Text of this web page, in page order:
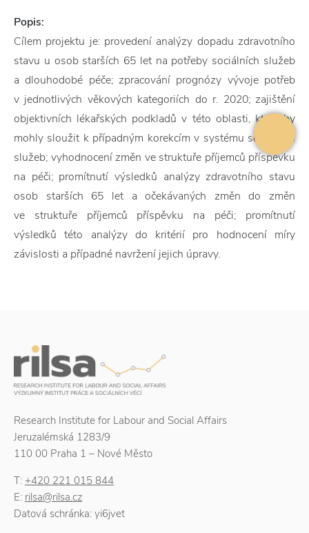
Popis:
Cílem projektu je: provedení analýzy dopadu zdravotního
stavu u osob starších 65 let na potřeby sociálních služeb
a dlouhodobé péče; zpracování prognózy vývoje potřeb
v jednotlivých věkových kategoriích do r. 2020; zajištění
objektivních lékařských podkladů v této oblasti, které by
mohly sloužit k případným korekcím v systému sociálních
služeb; vyhodnocení změn ve struktuře příjemců příspěvku
na péči; promítnutí výsledků analýzy zdravotního stavu
osob starších 65 let a očekávaných změn do změn
ve struktuře příjemců příspěvku na péči; promítnutí
výsledků této analýzy do kritérií pro hodnocení míry
závislosti a případné navržení jejich úpravy.
Research Institute for Labour and Social Affairs
Jeruzalémská 1283/9
110 00 Praha 1 – Nové Město
T: +420 221 015 844
E: rilsa@rilsa.cz
Datová schránka: yi6jvet